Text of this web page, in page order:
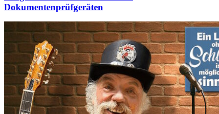
Dokumentenprüfgeräten